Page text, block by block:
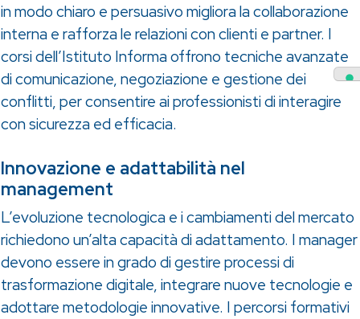
in modo chiaro e persuasivo migliora la collaborazione
interna e rafforza le relazioni con clienti e partner. I
corsi dell’Istituto Informa offrono tecniche avanzate
di comunicazione, negoziazione e gestione dei
conflitti, per consentire ai professionisti di interagire
con sicurezza ed efficacia.
Innovazione e adattabilità nel
management
L’evoluzione tecnologica e i cambiamenti del mercato
richiedono un’alta capacità di adattamento. I manager
devono essere in grado di gestire processi di
trasformazione digitale, integrare nuove tecnologie e
adottare metodologie innovative. I percorsi formativi